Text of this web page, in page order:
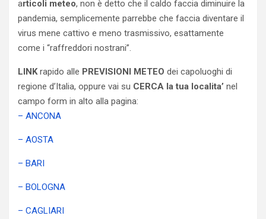
articoli meteo, non è detto che il caldo faccia diminuire la
pandemia, semplicemente parrebbe che faccia diventare il
virus mene cattivo e meno trasmissivo, esattamente
come i “raffreddori nostrani”.
LINKrapido alle PREVISIONI METEO dei capoluoghi di
regione d’Italia, oppure vai su CERCA la tua localita’ nel
campo form in alto alla pagina:
– ANCONA
– AOSTA
– BARI
– BOLOGNA
– CAGLIARI